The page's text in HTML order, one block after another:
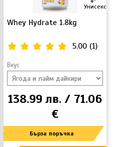
Whey Hydrate 1.8kg
Унисекс
5.00 (1)
Вкус
138.99 лв. / 71.06
€
Бърза поръчка